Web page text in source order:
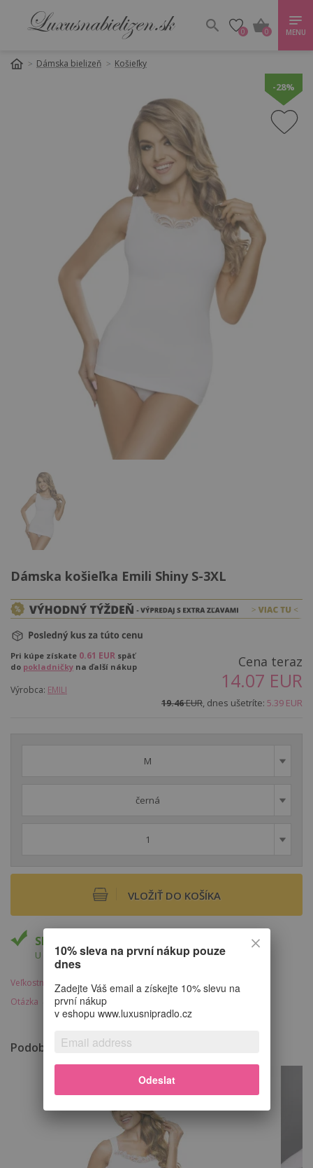
0 0 MENU
Dámska bielizeň Košieľky
-28%
Dámska košieľka Emili Shiny S-3XL
Pri kúpe získate 0.61 EUR späť
do pokladničky na ďalší nákup
Výrobca: EMILI
Cena teraz
14.07 EUR
19.46EUR, dnes ušetríte: 5.39 EUR
M
černá
1
VLOŽIŤ DO KOŠÍKA
Skladom
U Vás do 12.8.
Veľkostná tabuľka Strážca ceny
Poštovné
Otázka
Podobné produkty
10% sleva na první nákup pouze
dnes
Zadejte Váš email a získejte 10% slevu na
první nákup
v eshopu www.luxusnipradlo.cz
Odeslat